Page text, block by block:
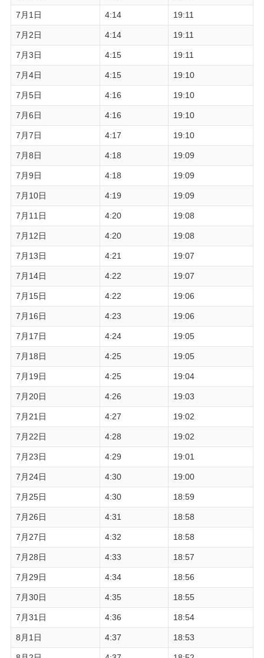
7月1日 4:14 19:11
7月2日 4:14 19:11
7月3日 4:15 19:11
7月4日 4:15 19:10
7月5日 4:16 19:10
7月6日 4:16 19:10
7月7日 4:17 19:10
7月8日 4:18 19:09
7月9日 4:18 19:09
7月10日 4:19 19:09
7月11日 4:20 19:08
7月12日 4:20 19:08
7月13日 4:21 19:07
7月14日 4:22 19:07
7月15日 4:22 19:06
7月16日 4:23 19:06
7月17日 4:24 19:05
7月18日 4:25 19:05
7月19日 4:25 19:04
7月20日 4:26 19:03
7月21日 4:27 19:02
7月22日 4:28 19:02
7月23日 4:29 19:01
7月24日 4:30 19:00
7月25日 4:30 18:59
7月26日 4:31 18:58
7月27日 4:32 18:58
7月28日 4:33 18:57
7月29日 4:34 18:56
7月30日 4:35 18:55
7月31日 4:36 18:54
8月1日 4:37 18:53